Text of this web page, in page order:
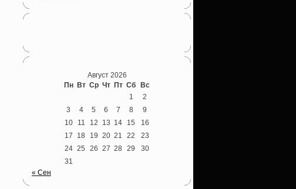
Август 2026
Пн Вт Ср Чт Пт Сб Вс
1
2
3
4 5 6 7 8
9
10
11 12 13 14 15
16
17
18 19 20 21 22
23
24 25 26 27 28 29
30
31
« Сен